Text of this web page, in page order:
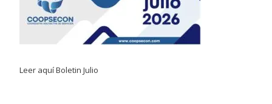
Leer aquí Boletin Julio